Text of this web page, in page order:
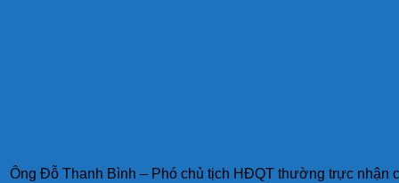
Ông Đỗ Thanh Bình – Phó chủ tịch HĐQT thường trực nhận